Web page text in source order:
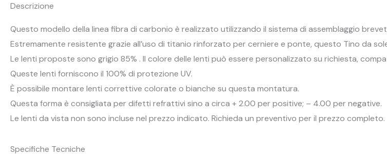
Descrizione
Questo modello della linea fibra di carbonio è realizzato utilizzando il sistema di assemblaggio
Estremamente resistente grazie all’uso di titanio rinforzato per cerniere e ponte, questo Tino da
Le lenti proposte sono grigio 85% . Il colore delle lenti può essere personalizzato su richiesta,
Queste lenti forniscono il 100% di protezione UV.
È possibile montare lenti correttive colorate o bianche su questa montatura.
Questa forma è consigliata per difetti refrattivi sino a circa + 2.00 per positive; – 4.00 per negative.
Le lenti da vista non sono incluse nel prezzo indicato. Richieda un preventivo per il prezzo completo.
Specifiche Tecniche